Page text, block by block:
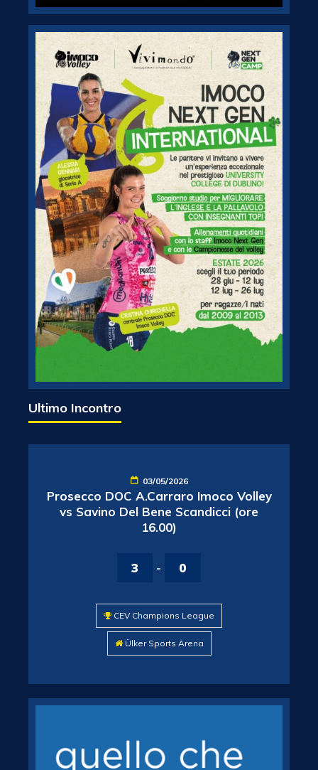
Ultimo Incontro
03/05/2026
Prosecco DOC A.Carraro Imoco Volley
vs Savino Del Bene Scandicci (ore
16.00)
3 - 0
CEV Champions League
Ülker Sports Arena